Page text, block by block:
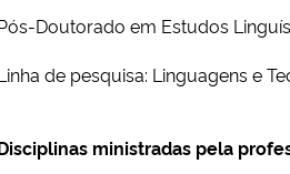
Doutorado em Estudos
de pesquisa: Linguagens e
ministradas pela